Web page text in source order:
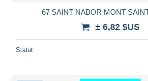
67 SAINT NABOR MONT
± 6,82 $US
Statut